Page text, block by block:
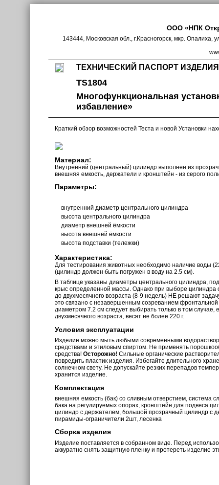
ООО «НПК
143444, Московская обл., г.Красногорск, мкр. Опалиха,
ТЕХНИЧЕСКИЙ ПАСПОРТ
TS1804
Многофункциональная
избавление»
Краткий обзор возможностей Теста и новой Установки
Материал:
Внутренний (центральный) цилиндр выполнен из
внешняя емкость, держатели и кронштейн - из серого
Параметры:
внутренний диаметр центрального цилиндра
высота центрального цилиндра
диаметр внешней ёмкости
высота внешней ёмкости
высота подставки (тележки)
Характеристика:
Для тестирования животных необходимо наличие воды
(цилиндр должен быть погружен в воду на 2.5 см).
В таблице указаны диаметры центрального цилиндра,
крыс определенной массы. Однако при выборе цилиндра
до двухмесячного возраста (8-9 недель) НЕ решают
это связано с незавершенным созреванием
диаметром 7.2 см следует выбирать только в том случае,
двухмесячного возраста, весят не более 220 г.
Условия эксплуатации
Изделие можно мыть любыми современными
средствами и этиловым спиртом. Не применять
средства!Осторожно! Сильные органические
повредить пластик изделия. Избегайте длительного
солнечном свету. Не допускайте резких перепадов
хранится изделие.
Комплектация
внешняя емкость (бак) со сливным отверстием, система
бака на регулируемых опорах, кронштейн для подвеса
цилиндр с держателем, большой прозрачный цилиндр с
пирамиды-ограничители 2шт, лесенка
Сборка изделия
Изделие поставляется в собранном виде. Перед
аккуратно снять защитную пленку и протереть изделие